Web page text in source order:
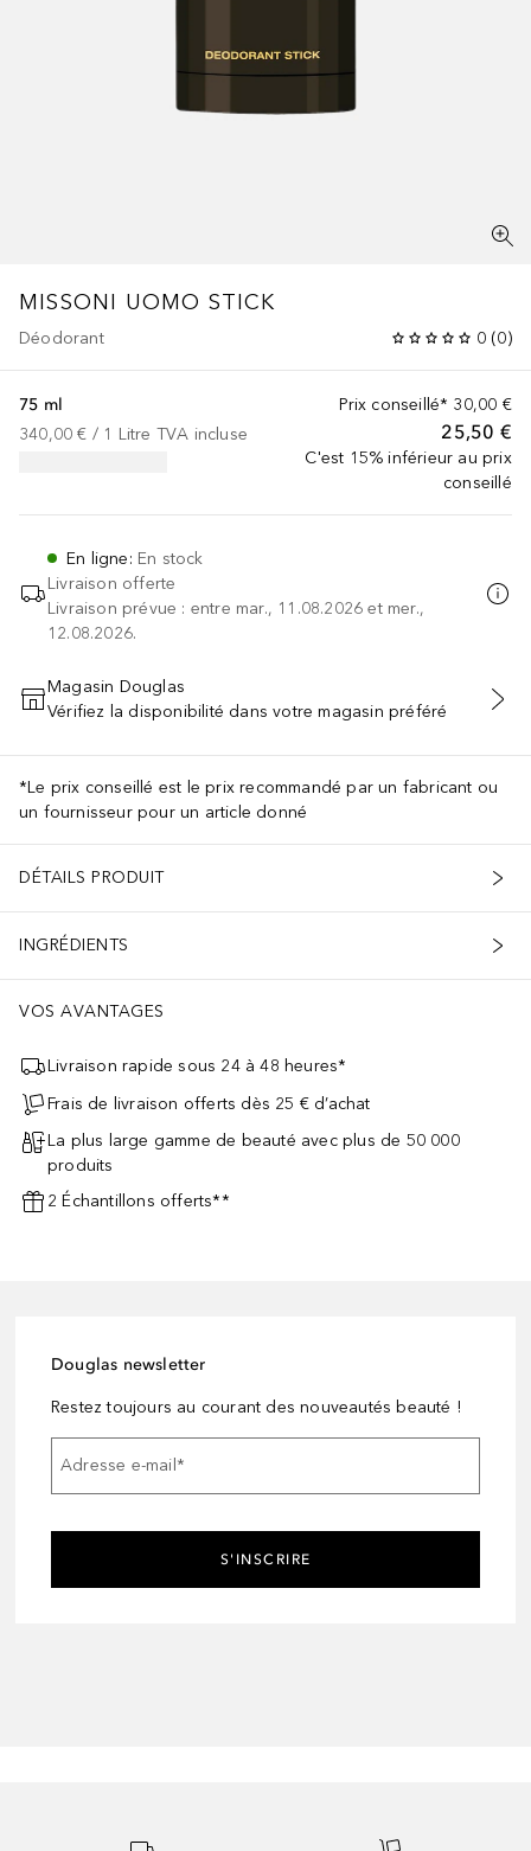
MISSONI UOMO STICK
Déodorant 0 (0)
Prix conseillé* 30,00 €
25,50 €
C'est 15% inférieur au prix
conseillé
75 ml
340,00 € / 1 Litre TVA incluse
En ligne: En stock
Livraison offerte
Livraison prévue : entre mar., 11.08.2026 et mer.,
12.08.2026.
AJOUTER AU PANIER
Magasin Douglas
Vérifiez la disponibilité dans votre magasin préféré
*Le prix conseillé est le prix recommandé par un fabricant ou
un fournisseur pour un article donné
DÉTAILS PRODUIT
INGRÉDIENTS
VOS AVANTAGES
Livraison rapide sous 24 à 48 heures*
Frais de livraison offerts dès 25 € d’achat
La plus large gamme de beauté avec plus de 50 000
produits
2 Échantillons offerts**
Douglas newsletter
Restez toujours au courant des nouveautés beauté !
Adresse e-mail*
S'INSCRIRE